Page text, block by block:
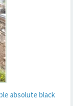
absolute black